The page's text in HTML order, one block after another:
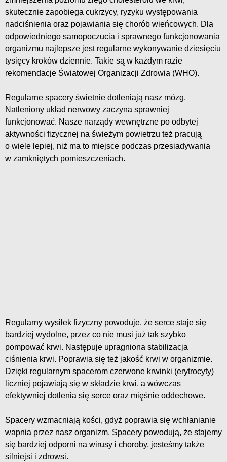
skutecznie zapobiega cukrzycy, ryzyku występowania
nadciśnienia oraz pojawiania się chorób wieńcowych. Dla
odpowiedniego samopoczucia i sprawnego funkcjonowania
organizmu najlepsze jest regularne wykonywanie dziesięciu
tysięcy kroków dziennie. Takie są w każdym razie
rekomendacje Światowej Organizacji Zdrowia (WHO).
Regularne spacery świetnie dotleniają nasz mózg.
Natleniony układ nerwowy zaczyna sprawniej
funkcjonować. Nasze narządy wewnętrzne po odbytej
aktywności fizycznej na świeżym powietrzu też pracują
o wiele lepiej, niż ma to miejsce podczas przesiadywania
w zamkniętych pomieszczeniach.
Regularny wysiłek fizyczny powoduje, że serce staje się
bardziej wydolne, przez co nie musi już tak szybko
pompować krwi. Następuje upragniona stabilizacja
ciśnienia krwi. Poprawia się też jakość krwi w organizmie.
Dzięki regularnym spacerom czerwone krwinki (erytrocyty)
liczniej pojawiają się w składzie krwi, a wówczas
efektywniej dotlenia się serce oraz mięśnie oddechowe.
Spacery wzmacniają kości, gdyż poprawia się wchłanianie
wapnia przez nasz organizm. Spacery powodują, że stajemy
się bardziej odporni na wirusy i choroby, jesteśmy także
silniejsi i zdrowsi.